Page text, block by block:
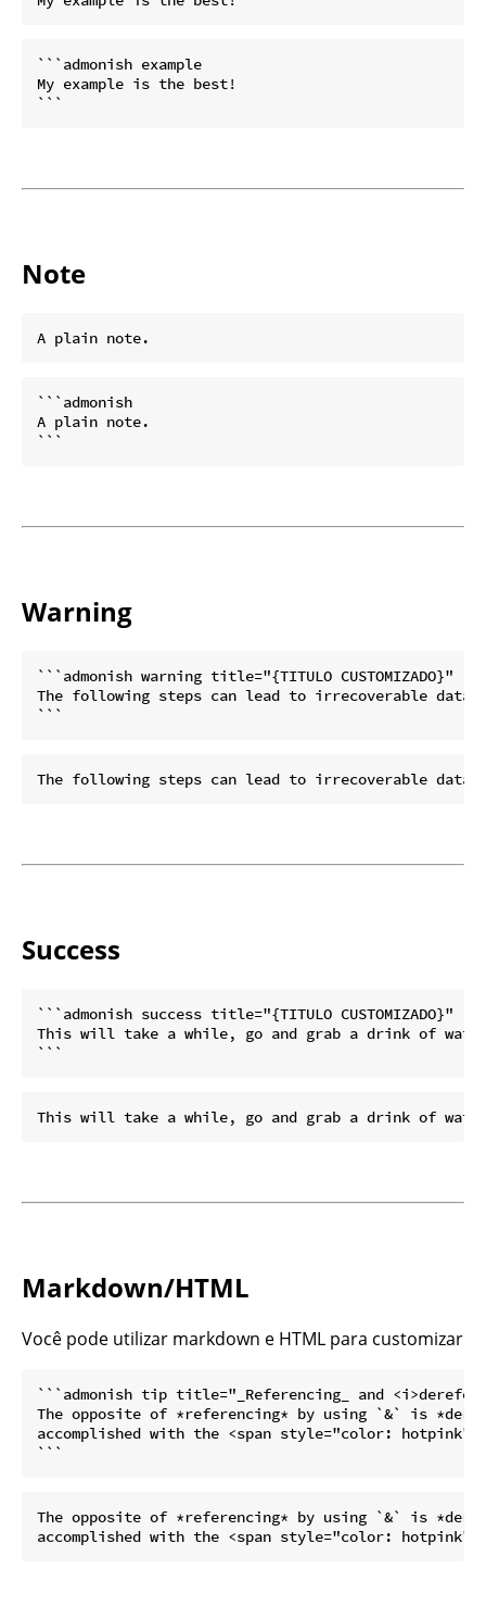
```admonish example
My example is the best!
Note
```admonish
A plain note.
Warning
```admonish warning title="{TITULO CUSTOMIZADO}"
The following steps can lead to irrecoverable data
Success
```admonish success title="{TITULO CUSTOMIZADO}"
This will take a while, go and grab a drink of
Markdown/HTML
Você pode utilizar markdown e HTML para customizar
```admonish tip title="_Referencing_ and
The opposite of *referencing* by using `&` is
accomplished with the <span style="color:
The opposite of *referencing* by using `&` is